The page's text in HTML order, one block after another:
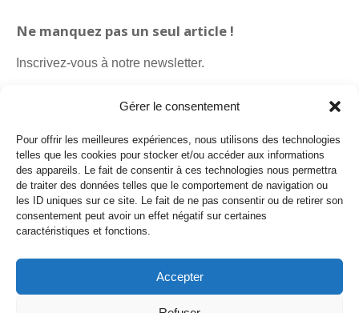
Gérer le consentement
Pour offrir les meilleures expériences, nous utilisons des technologies
telles que les cookies pour stocker et/ou accéder aux informations
des appareils. Le fait de consentir à ces technologies nous permettra
de traiter des données telles que le comportement de navigation ou
les ID uniques sur ce site. Le fait de ne pas consentir ou de retirer son
consentement peut avoir un effet négatif sur certaines
caractéristiques et fonctions.
Accepter
Ne manquez pas un seul article !
Inscrivez-vous à notre newsletter.
Politique de cookies
Payro Communication Sàrl